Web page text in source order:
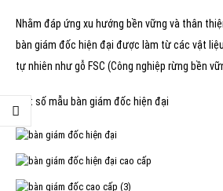
Nhằm đáp ứng xu hướng bền vững và thân
bàn giám đốc hiện đại được làm từ các vật
tự nhiên như gỗ FSC (Công nghiệp rừng bền
Một số mẫu bàn giám đốc hiện đại